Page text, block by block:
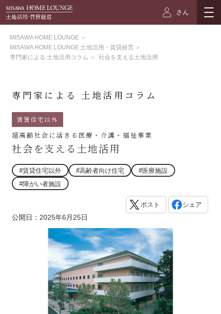
さん
MISAWA HOME LOUNGE ＞
MISAWA HOME LOUNGE 土地活用・賃貸経営 ＞
専門家による 土地活用コラム ＞ 社会を支える土地活用
専門家による 土地活用コラム
賃貸住宅以外
超高齢社会に活きる医療・介護・福祉事業
社会を支える土地活用
#賃貸住宅以外 #高齢者向け住宅
#医療施設
#障がい者施設
ポスト シェア
公開日：2025年6月25日